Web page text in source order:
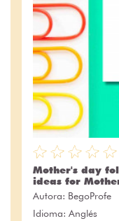
Mother's day
ideas for
Autora: BegoProfe
Idioma: Anglés